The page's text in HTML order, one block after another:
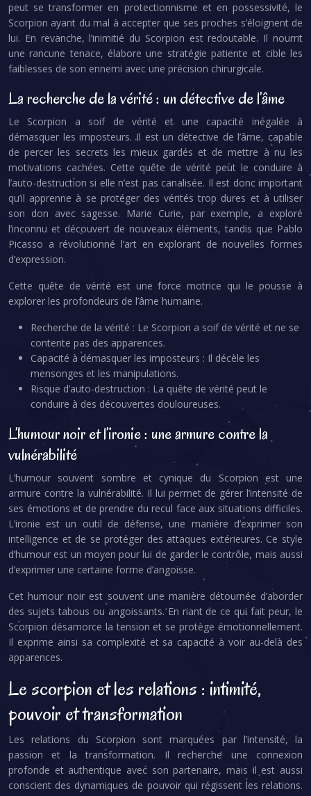
peut se transformer en protectionnisme et en possessivité, le
Scorpion ayant du mal à accepter que ses proches s’éloignent de
lui. En revanche, l’inimitié du Scorpion est redoutable. Il nourrit
une rancune tenace, élabore une stratégie patiente et cible les
faiblesses de son ennemi avec une précision chirurgicale.
La recherche de la vérité : un détective de l’âme
Le Scorpion a soif de vérité et une capacité inégalée à
démasquer les imposteurs. Il est un détective de l’âme, capable
de percer les secrets les mieux gardés et de mettre à nu les
motivations cachées. Cette quête de vérité peut le conduire à
l’auto-destruction si elle n’est pas canalisée. Il est donc important
qu’il apprenne à se protéger des vérités trop dures et à utiliser
son don avec sagesse. Marie Curie, par exemple, a exploré
l’inconnu et découvert de nouveaux éléments, tandis que Pablo
Picasso a révolutionné l’art en explorant de nouvelles formes
d’expression.
Cette quête de vérité est une force motrice qui le pousse à
explorer les profondeurs de l’âme humaine.
Recherche de la vérité : Le Scorpion a soif de vérité et ne se
contente pas des apparences.
Capacité à démasquer les imposteurs : Il décèle les
mensonges et les manipulations.
Risque d’auto-destruction : La quête de vérité peut le
conduire à des découvertes douloureuses.
L’humour noir et l’ironie : une armure contre la
vulnérabilité
L’humour souvent sombre et cynique du Scorpion est une
armure contre la vulnérabilité. Il lui permet de gérer l’intensité de
ses émotions et de prendre du recul face aux situations difficiles.
L’ironie est un outil de défense, une manière d’exprimer son
intelligence et de se protéger des attaques extérieures. Ce style
d’humour est un moyen pour lui de garder le contrôle, mais aussi
d’exprimer une certaine forme d’angoisse.
Cet humour noir est souvent une manière détournée d’aborder
des sujets tabous ou angoissants. En riant de ce qui fait peur, le
Scorpion désamorce la tension et se protège émotionnellement.
Il exprime ainsi sa complexité et sa capacité à voir au-delà des
apparences.
Le scorpion et les relations : intimité,
pouvoir et transformation
Les relations du Scorpion sont marquées par l’intensité, la
passion et la transformation. Il recherche une connexion
profonde et authentique avec son partenaire, mais il est aussi
conscient des dynamiques de pouvoir qui régissent les relations.